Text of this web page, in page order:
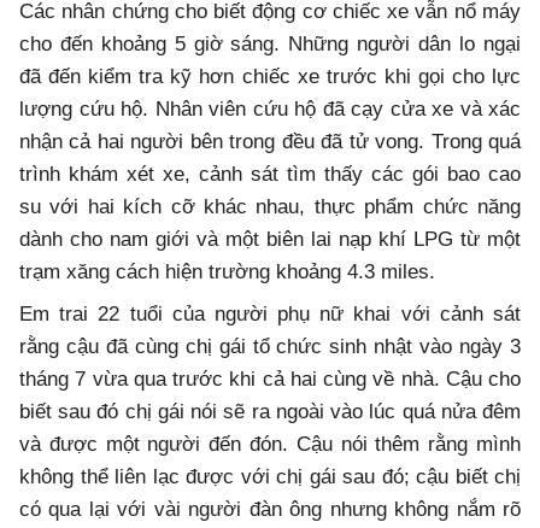
Các nhân chứng cho biết động cơ chiếc xe vẫn nổ máy
cho đến khoảng 5 giờ sáng. Những người dân lo ngại
đã đến kiểm tra kỹ hơn chiếc xe trước khi gọi cho lực
lượng cứu hộ. Nhân viên cứu hộ đã cạy cửa xe và xác
nhận cả hai người bên trong đều đã tử vong. Trong quá
trình khám xét xe, cảnh sát tìm thấy các gói bao cao
su với hai kích cỡ khác nhau, thực phẩm chức năng
dành cho nam giới và một biên lai nạp khí LPG từ một
trạm xăng cách hiện trường khoảng 4.3 miles.
Em trai 22 tuổi của người phụ nữ khai với cảnh sát
rằng cậu đã cùng chị gái tổ chức sinh nhật vào ngày 3
tháng 7 vừa qua trước khi cả hai cùng về nhà. Cậu cho
biết sau đó chị gái nói sẽ ra ngoài vào lúc quá nửa đêm
và được một người đến đón. Cậu nói thêm rằng mình
không thể liên lạc được với chị gái sau đó; cậu biết chị
có qua lại với vài người đàn ông nhưng không nắm rõ